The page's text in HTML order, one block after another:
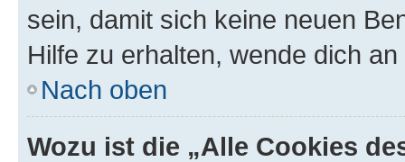
sein, damit sich keine neuen
Hilfe zu erhalten, wende dich
Nach oben
Wozu ist die „Alle Cookies